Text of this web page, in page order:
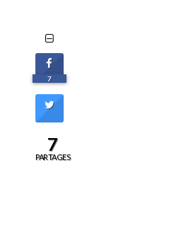
7
7
PARTAGES